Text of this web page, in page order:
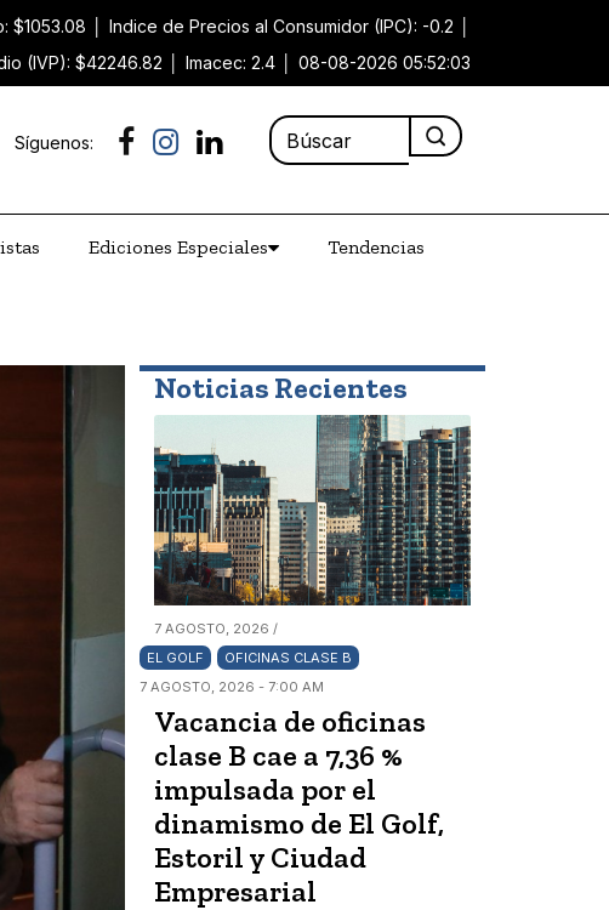
$1053.08 Indice de Precios al Consumidor (IPC): -0.2
(IVP): $42246.82 Imacec: 2.4 08-08-2026 05:52:03
Síguenos:
Ediciones Especiales Tendencias
Noticias Recientes
7 AGOSTO, 2026 /
EL GOLF
OFICINAS CLASE B
7 AGOSTO, 2026 - 7:00 AM
Vacancia de oficinas
clase B cae a 7,36 %
impulsada por el
dinamismo de El Golf,
Estoril y Ciudad
Empresarial